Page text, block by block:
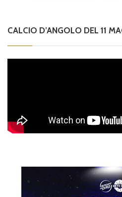
CALCIO D’ANGOLO DEL 11